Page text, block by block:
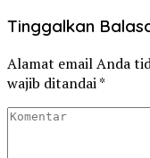
Tinggalkan
Alamat email Anda
wajib ditandai*